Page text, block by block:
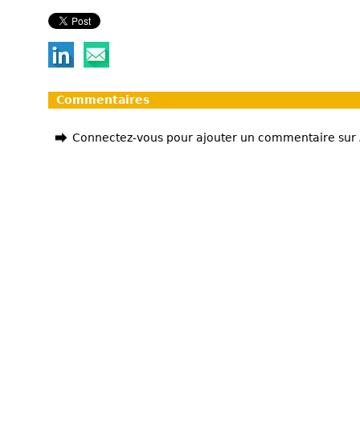
Commentaires
Connectez-vous pour ajouter un commentaire sur